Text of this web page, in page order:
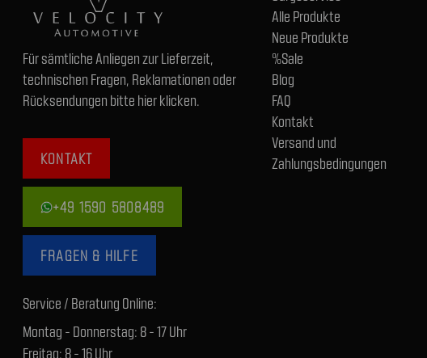
Für sämtliche Anliegen zur Lieferzeit,
technischen Fragen, Reklamationen oder
Rücksendungen bitte hier klicken.
KONTAKT
+49 1590 5808489
FRAGEN & HILFE
Service / Beratung Online:
Montag - Donnerstag: 8 - 17 Uhr
Freitag: 8 - 16 Uhr
Alle Produkte
Neue Produkte
%Sale
Blog
FAQ
Kontakt
Versand und
Zahlungsbedingungen